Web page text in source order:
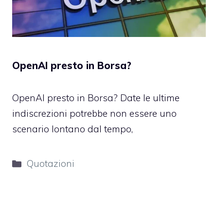
OpenAI presto in Borsa?
OpenAI presto in Borsa? Date le ultime
indiscrezioni potrebbe non essere uno
scenario lontano dal tempo,
Categorie
Quotazioni